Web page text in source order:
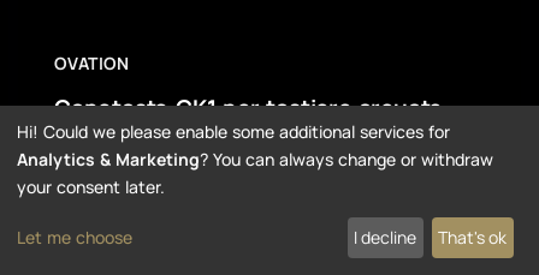
OVATION
Capotasto CK1 per tastiere arcuate
Ovation CK1
Prezzo al Pubblico Consigliato 23,70 EUR
Hi! Could we please enable some additional services for
Analytics & Marketing? You can always change or withdraw
your consent later.
Let me choose I decline That's ok